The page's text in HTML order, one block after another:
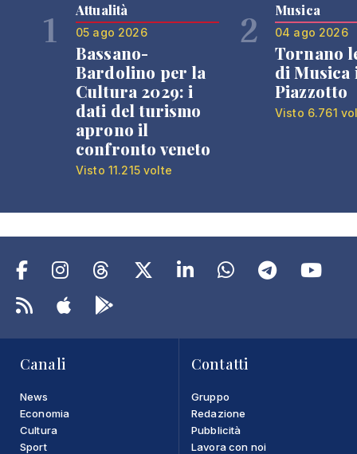
1 Attualità
05 ago 2026
Bassano-
Bardolino per la
Cultura 2029: i
dati del turismo
aprono il
confronto veneto
Visto 11.215 volte
2 Musica
04 ago 2026
Tornano
di Musica
Piazzotto
Visto 6.761
Canali
News
Economia
Cultura
Sport
Contatti
Gruppo
Redazione
Pubblicità
Lavora con noi